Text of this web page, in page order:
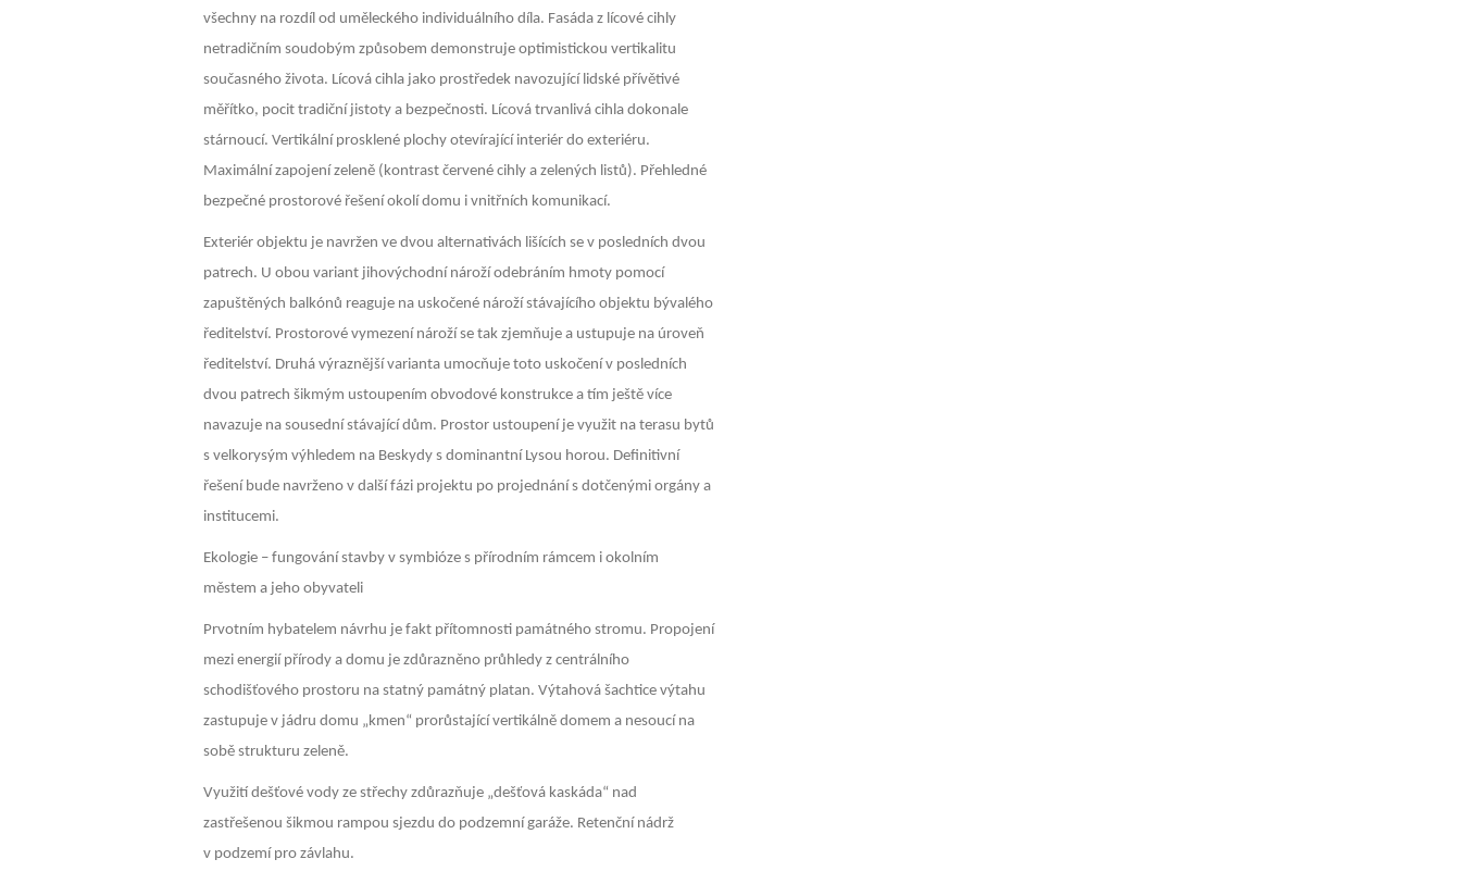
všechny na rozdíl od uměleckého individuálního díla. Fasáda z lícové cihly
netradičním soudobým způsobem demonstruje optimistickou vertikalitu
současného života. Lícová cihla jako prostředek navozující lidské přívětivé
měřítko, pocit tradiční jistoty a bezpečnosti. Lícová trvanlivá cihla dokonale
stárnoucí. Vertikální prosklené plochy otevírající interiér do exteriéru.
Maximální zapojení zeleně (kontrast červené cihly a zelených listů). Přehledné
bezpečné prostorové řešení okolí domu i vnitřních komunikací.
Exteriér objektu je navržen ve dvou alternativách lišících se v posledních dvou
patrech. U obou variant jihovýchodní nároží odebráním hmoty pomocí
zapuštěných balkónů reaguje na uskočené nároží stávajícího objektu bývalého
ředitelství. Prostorové vymezení nároží se tak zjemňuje a ustupuje na úroveň
ředitelství. Druhá výraznější varianta umocňuje toto uskočení v posledních
dvou patrech šikmým ustoupením obvodové konstrukce a tím ještě více
navazuje na sousední stávající dům. Prostor ustoupení je využit na terasu bytů
s velkorysým výhledem na Beskydy s dominantní Lysou horou. Definitivní
řešení bude navrženo v další fázi projektu po projednání s dotčenými orgány a
institucemi.
Ekologie – fungování stavby v symbióze s přírodním rámcem i okolním
městem a jeho obyvateli
Prvotním hybatelem návrhu je fakt přítomnosti památného stromu. Propojení
mezi energií přírody a domu je zdůrazněno průhledy z centrálního
schodišťového prostoru na statný památný platan. Výtahová šachtice výtahu
zastupuje v jádru domu „kmen“ prorůstající vertikálně domem a nesoucí na
sobě strukturu zeleně.
Využití dešťové vody ze střechy zdůrazňuje „dešťová kaskáda“ nad
zastřešenou šikmou rampou sjezdu do podzemní garáže. Retenční nádrž
v podzemí pro závlahu.